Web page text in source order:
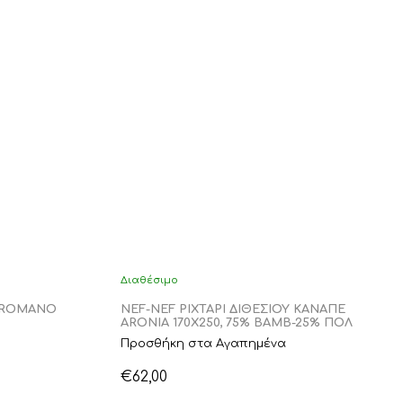
Διαθέσιμο
NEF-NEF ΡΙΧΤΑΡΙ ΔΙΘΕΣΙΟΥ ΚΑΝΑΠΕ
ARONIA 170X250, 75% BAMB-25% ΠΟΛ
Προσθήκη στα Αγαπημένα
€62,00